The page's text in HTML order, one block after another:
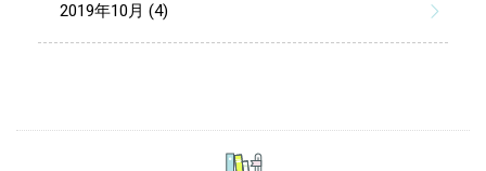
2019年10月 (4)